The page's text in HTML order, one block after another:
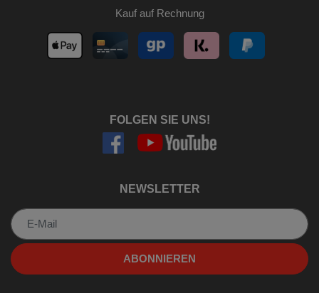
Kauf auf Rechnung
FOLGEN SIE UNS!
NEWSLETTER
Newsletter
ABONNIEREN